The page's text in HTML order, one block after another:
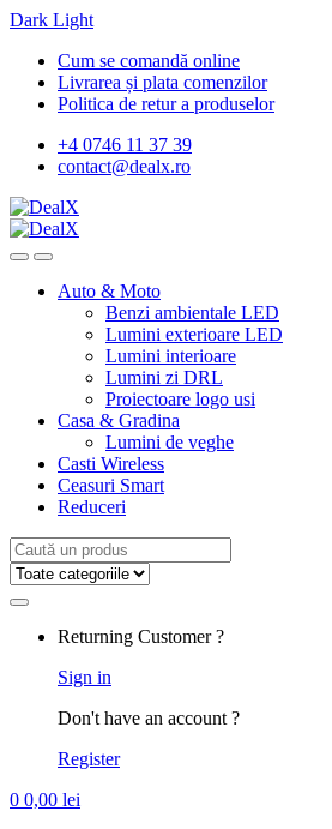
Dark Light
Skip
navigation
Skip
content
Cum se comandă online
Livrarea și plata comenzilor
Politica de retur a produselor
+4 0746 11 37 39
contact@dealx.ro
Auto & Moto
Benzi ambientale LED
Lumini exterioare LED
Lumini interioare
Lumini zi DRL
Proiectoare logo usi
Casa & Gradina
Lumini de veghe
Casti Wireless
Ceasuri Smart
Reduceri
Search
for:
Returning Customer ?
Sign in
Don't have an account ?
Register
0 0,00 lei